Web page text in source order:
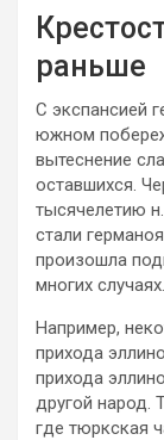
раньше
С экспансией
южном
вытеснение
оставшихся.
тысячелетию
стали
произошла
многих случаях.
Например,
прихода
прихода
другой народ.
где тюркская